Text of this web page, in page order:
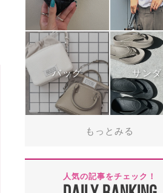
バッグ サン
もっとみる
人気の記事をチェック！